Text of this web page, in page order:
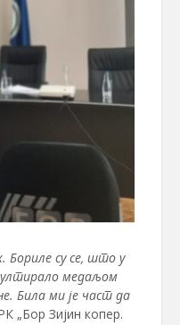
Бориле су се, што у
медаљом
Била ми је част да
„Бор Зијин копер.